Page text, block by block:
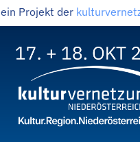
ein Projekt der